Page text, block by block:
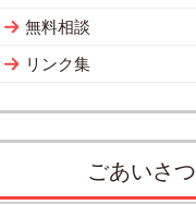
無料相談
リンク集
ごあいさつ